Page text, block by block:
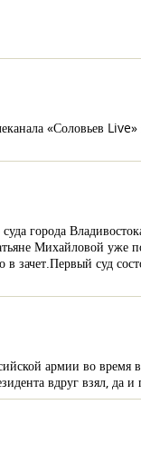
«Соловьев
города
Михайловой уже
суд
армии во
вдруг взял, да и